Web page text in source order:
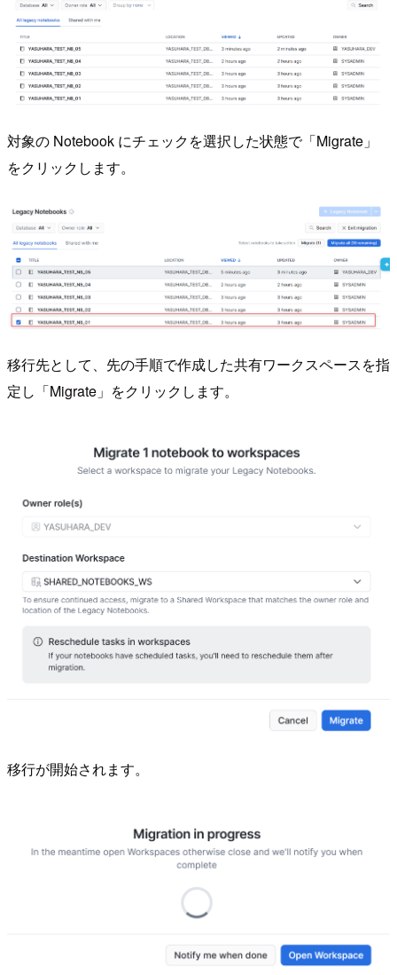
対象の Notebook にチェックを選択した状態で「Migrate」
をクリックします。
移行先として、先の手順で作成した共有ワークスペースを指
定し「Migrate」をクリックします。
移行が開始されます。